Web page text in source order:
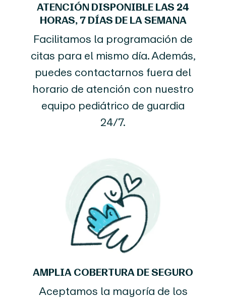
ATENCIÓN DISPONIBLE LAS 24
HORAS, 7 DÍAS DE LA SEMANA
Facilitamos la programación de
citas para el mismo día. Además,
puedes contactarnos fuera del
horario de atención con nuestro
equipo pediátrico de guardia
24/7.
AMPLIA COBERTURA DE SEGURO
Aceptamos la mayoría de los